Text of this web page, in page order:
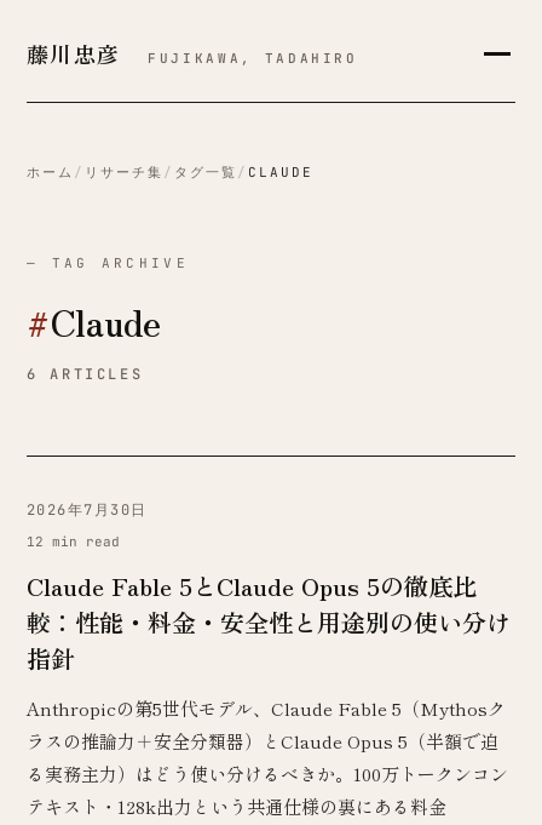
藤川忠彦 FUJIKAWA, TADAHIRO
ホーム / リサーチ集 / タグ一覧 / CLAUDE
— TAG ARCHIVE
#Claude
6 ARTICLES
2026年7月30日
12 min read
Claude Fable 5とClaude Opus 5の徹底比
較：性能・料金・安全性と用途別の使い分け
指針
Anthropicの第5世代モデル、Claude Fable 5（Mythosク
ラスの推論力＋安全分類器）とClaude Opus 5（半額で迫
る実務主力）はどう使い分けるべきか。100万トークンコン
テキスト・128k出力という共通仕様の裏にある料金